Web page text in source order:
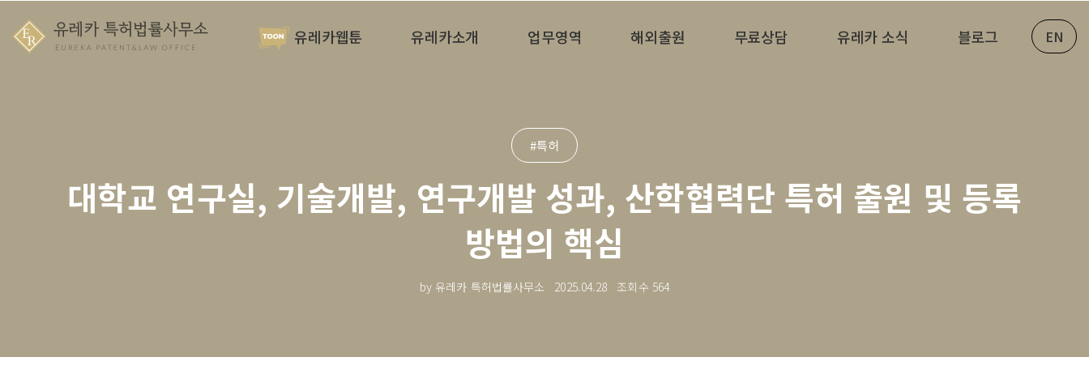
유레카웹툰 유레카소개 업무영역 해외출원 무료상담 유레카 소식 블로그 EN
#특허
대학교 연구실, 기술개발, 연구개발 성과, 산학협력단 특허 출원 및 등록
방법의 핵심
by 유레카 특허법률사무소 2025.04.28 조회수 564